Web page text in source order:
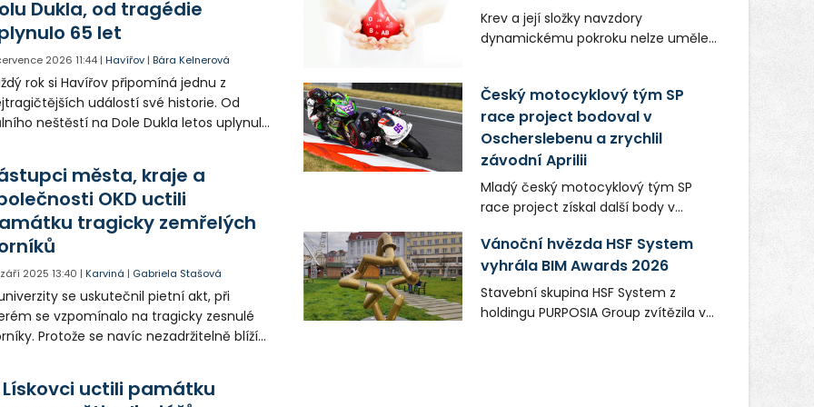
Dukla, od tragédie
65 let
2026 11:44 |Havířov |Bára Kelnerová
rok si Havířov připomíná jednu z
událostí své historie. Od
neštěstí na Dole Dukla letos uplynulo
při tragédii přišli o život.
města, kraje a
OKD uctili
tragicky zemřelých
září 2025 13:40 |Karviná | Gabriela Stašová
se uskutečnil pietní akt, při
se vzpomínalo na tragicky zesnulé
Protože se navíc nezadržitelně blíží
při této příležitosti otevřela speciální
Lískovci uctili památku
Krev a její složky navzdory
dynamickému pokroku nelze uměle
nenahraditelnou tělní tekutinu
neobejde. Naléhavá potřeba doplnit
krevní zásoby nastává vždy v létě,
kdy stoupá počet úrazů. Česká
průmyslová zdravotní pojišťovna
(ČPZP) apeluje na všechny, kteří se
těší dobrému zdraví, aby se stali
pravidelnými dárci krve.
Český motocyklový tým SP
race project bodoval v
Oscherslebenu a zrychlil
závodní Aprilii
Mladý český motocyklový tým SP
race project získal další body v
MOTO. Při závodním víkendu, který se
konal od 31. července do 2. srpna na
německém okruhu Oschersleben,
obsadil Filip Novotný ve třídě
Supersport desáté a jedenácté
Vánoční hvězda HSF System
vyhrála BIM Awards 2026
Stavební skupina HSF System z
holdingu PURPOSIA Group zvítězila v